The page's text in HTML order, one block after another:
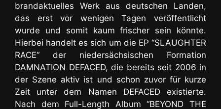
brandaktuelles Werk aus deutschen Landen,
das erst vor wenigen Tagen veröffentlicht
wurde und somit kaum frischer sein könnte.
Hierbei handelt es sich um die EP “SLAUGHTER
RACE“ der niedersächsischen Formation
DAMNATION DEFACED, die bereits seit 2006 in
der Szene aktiv ist und schon zuvor für kurze
Zeit unter dem Namen DEFACED existierte.
Nach dem Full-Length Album “BEYOND THE